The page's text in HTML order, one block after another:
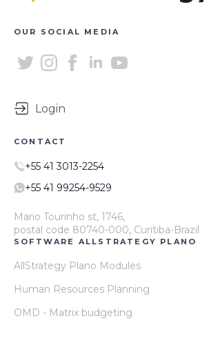
OUR SOCIAL MEDIA
Login
CONTACT
+55 41 3013-2254
+55 41 99254-9529
Mario Tourinho st, 1746,
postal code 80740-000, Curitiba-Brazil
SOFTWARE ALLSTRATEGY PLANO
AllStrategy Plano Modules
Human Resources Planning
OMD - Matrix budgeting